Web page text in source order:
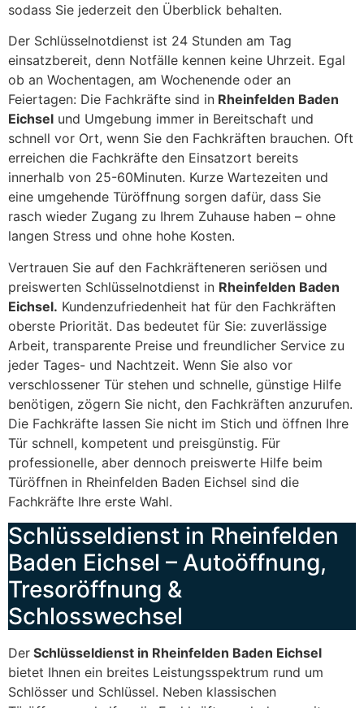
sodass Sie jederzeit den Überblick behalten.
Der Schlüsselnotdienst ist 24 Stunden am Tag
einsatzbereit, denn Notfälle kennen keine Uhrzeit. Egal
ob an Wochentagen, am Wochenende oder an
Feiertagen: Die Fachkräfte sind in Rheinfelden Baden
Eichsel und Umgebung immer in Bereitschaft und
schnell vor Ort, wenn Sie den Fachkräften brauchen. Oft
erreichen die Fachkräfte den Einsatzort bereits
innerhalb von 25-60Minuten. Kurze Wartezeiten und
eine umgehende Türöffnung sorgen dafür, dass Sie
rasch wieder Zugang zu Ihrem Zuhause haben – ohne
langen Stress und ohne hohe Kosten.
Vertrauen Sie auf den Fachkräfteneren seriösen und
preiswerten Schlüsselnotdienst in Rheinfelden Baden
Eichsel. Kundenzufriedenheit hat für den Fachkräften
oberste Priorität. Das bedeutet für Sie: zuverlässige
Arbeit, transparente Preise und freundlicher Service zu
jeder Tages- und Nachtzeit. Wenn Sie also vor
verschlossener Tür stehen und schnelle, günstige Hilfe
benötigen, zögern Sie nicht, den Fachkräften anzurufen.
Die Fachkräfte lassen Sie nicht im Stich und öffnen Ihre
Tür schnell, kompetent und preisgünstig. Für
professionelle, aber dennoch preiswerte Hilfe beim
Türöffnen in Rheinfelden Baden Eichsel sind die
Fachkräfte Ihre erste Wahl.
Schlüsseldienst in Rheinfelden
Baden Eichsel – Autoöffnung,
Tresoröffnung &
Schlosswechsel
Der Schlüsseldienst in Rheinfelden Baden Eichsel
bietet Ihnen ein breites Leistungsspektrum rund um
Schlösser und Schlüssel. Neben klassischen